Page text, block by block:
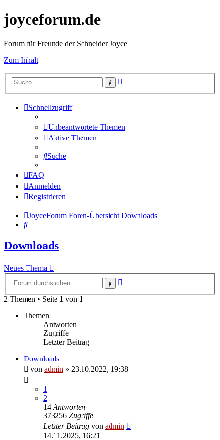
joyceforum.de
Forum für Freunde der Schneider Joyce
Zum Inhalt
Suche
Schnellzugriff
Unbeantwortete Themen
Aktive Themen
Suche
FAQ
Anmelden
Registrieren
JoyceForum Foren-Übersicht Downloads
Suche
Downloads
Neues Thema
Suche
2 Themen • Seite 1 von 1
Themen
Antworten
Zugriffe
Letzter Beitrag
Downloads
von admin » 23.10.2022, 19:38
1
2
14 Antworten
373256 Zugriffe
Letzter Beitrag von admin
14.11.2025, 16:21